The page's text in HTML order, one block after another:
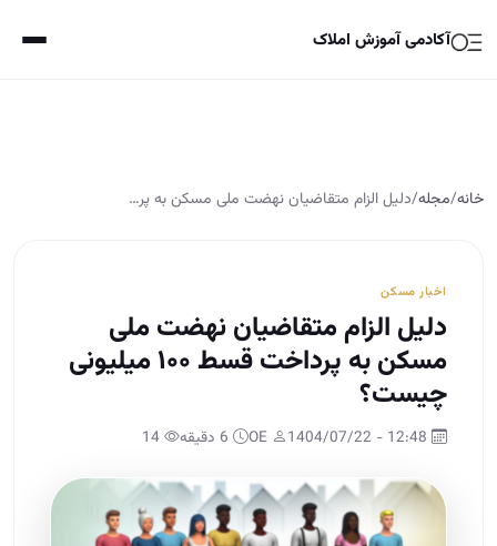
آکادمی آموزش املاک
خانه/مجله/دلیل الزام متقاضیان نهضت ملی مسکن به پر…
اخبار مسکن
دلیل الزام متقاضیان نهضت ملی
مسکن به پرداخت قسط ۱۰۰ میلیونی
چیست؟